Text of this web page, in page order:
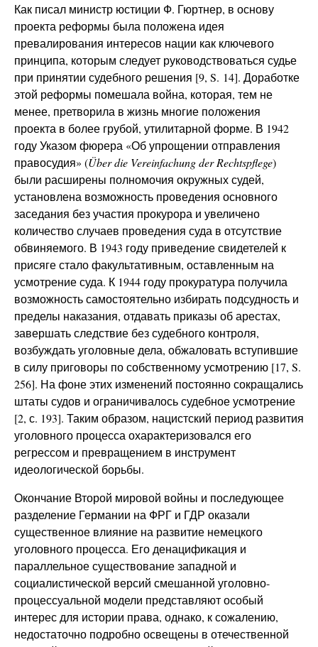
Как писал министр юстиции Ф. Гюртнер, в основу
проекта реформы была положена идея
превалирования интересов нации как ключевого
принципа, которым следует руководствоваться судье
при принятии судебного решения [9, S. 14]. Доработке
этой реформы помешала война, которая, тем не
менее, претворила в жизнь многие положения
проекта в более грубой, утилитарной форме. В 1942
году Указом фюрера «Об упрощении отправления
правосудия» (Über die Vereinfachung der Rechtspflege)
были расширены полномочия окружных судей,
установлена возможность проведения основного
заседания без участия прокурора и увеличено
количество случаев проведения суда в отсутствие
обвиняемого. В 1943 году приведение свидетелей к
присяге стало факультативным, оставленным на
усмотрение суда. К 1944 году прокуратура получила
возможность самостоятельно избирать подсудность и
пределы наказания, отдавать приказы об арестах,
завершать следствие без судебного контроля,
возбуждать уголовные дела, обжаловать вступившие
в силу приговоры по собственному усмотрению [17, S.
256]. На фоне этих изменений постоянно сокращались
штаты судов и ограничивалось судебное усмотрение
[2, с. 193]. Таким образом, нацистский период развития
уголовного процесса охарактеризовался его
регрессом и превращением в инструмент
идеологической борьбы.
Окончание Второй мировой войны и последующее
разделение Германии на ФРГ и ГДР оказали
существенное влияние на развитие немецкого
уголовного процесса. Его денацификация и
параллельное существование западной и
социалистической версий смешанной уголовно-
процессуальной модели представляют особый
интерес для истории права, однако, к сожалению,
недостаточно подробно освещены в отечественной